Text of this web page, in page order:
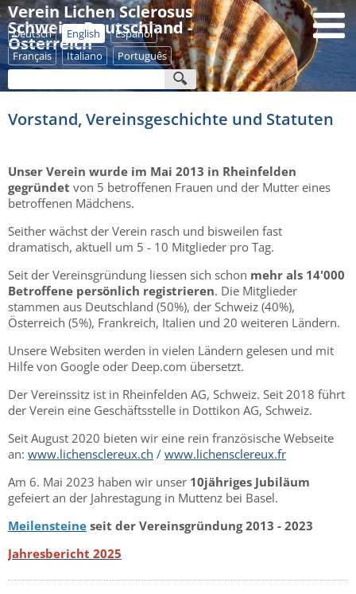
Verein Lichen Sclerosus
Schweiz - Deutschland -
Österreich
Deutsch English
Español
Français
Italiano Português
Vorstand, Vereinsgeschichte und Statuten
Unser Verein wurde im Mai 2013 in Rheinfelden
gegründet von 5 betroffenen Frauen und der Mutter eines
betroffenen Mädchens.
Seither wächst der Verein rasch und bisweilen fast
dramatisch, aktuell um 5 - 10 Mitglieder pro Tag.
Seit der Vereinsgründung liessen sich schon mehr als 14'000
Betroffene persönlich registrieren. Die Mitglieder
stammen aus Deutschland (50%), der Schweiz (40%),
Österreich (5%), Frankreich, Italien und 20 weiteren Ländern.
Unsere Websiten werden in vielen Ländern gelesen und mit
Hilfe von Google oder Deep.com übersetzt.
Der Vereinssitz ist in Rheinfelden AG, Schweiz. Seit 2018 führt
der Verein eine Geschäftsstelle in Dottikon AG, Schweiz.
Seit August 2020 bieten wir eine rein französische Webseite
an: www.lichensclereux.ch / www.lichensclereux.fr
Am 6. Mai 2023 haben wir unser 10jähriges Jubiläum
gefeiert an der Jahrestagung in Muttenz bei Basel.
Meilensteine seit der Vereinsgründung 2013 - 2023
Jahresbericht 2025